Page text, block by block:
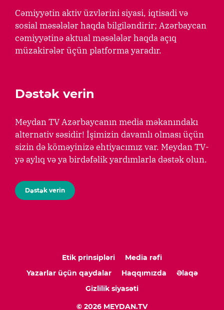
Cəmiyyətin aktiv üzvlərini siyasi, iqtisadi və
sosial məsələlər haqda bilgiləndirir; Azərbaycan
cəmiyyətinə aktual məsələlər haqda açıq
müzakirələr üçün platforma yaradır.
Dəstək verin
Meydan TV Azərbaycanın media məkanındakı
alternativ səsidir! İşimizin davamlı olması üçün
sizin də köməyinizə ehtiyacımız var. Meydan TV-
yə aylıq və ya birdəfəlik yardımlarla dəstək olun.
Dəstək verin
Etik prinsipləri
Media rəfi
Yazarlar üçün qaydalar
Haqqımızda
Əlaqə
Gizlilik siyasəti
© 2026 MEYDAN.TV